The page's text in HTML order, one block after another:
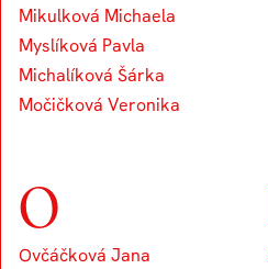
Mikulková Michaela
Myslíková Pavla
Michalíková Šárka
Močičková Veronika
O
Ovčáčková Jana